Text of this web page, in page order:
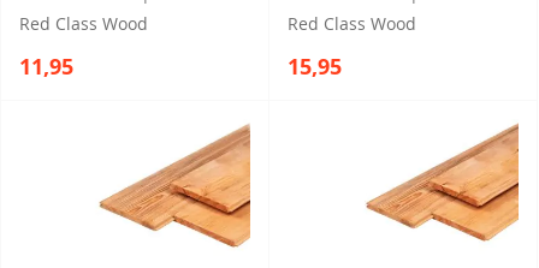
Red Class Wood
11,95
Red Class Wood
15,95